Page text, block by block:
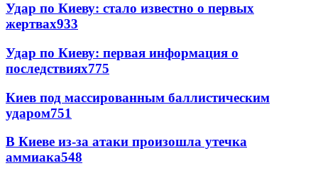
Удар по Киеву: стало известно о первых
жертвах933
Удар по Киеву: первая информация о
последствиях775
Киев под массированным баллистическим
ударом751
В Киеве из-за атаки произошла утечка
аммиака548